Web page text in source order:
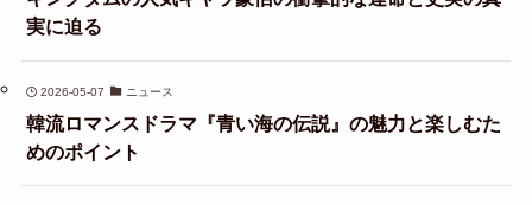
実に迫る
2026-05-07 ニュース
韓流ロマンスドラマ『青い海の伝説』の魅力と楽しむた
めのポイント